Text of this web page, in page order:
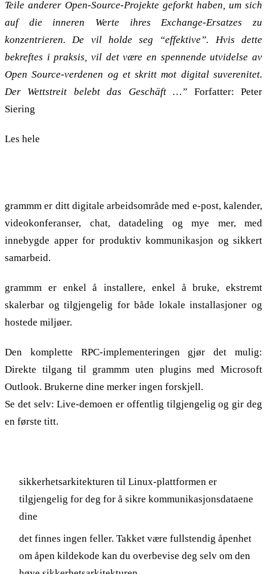
Teile anderer Open-Source-Projekte geforkt haben, um sich
auf die inneren Werte ihres Exchange-Ersatzes zu
konzentrieren. De vil holde seg “effektive”. Hvis dette
bekreftes i praksis, vil det være en spennende utvidelse av
Open Source-verdenen og et skritt mot digital suverenitet.
Der Wettstreit belebt das Geschäft …” Forfatter: Peter
Siering
Les hele
grammm er ditt digitale arbeidsområde med e-post, kalender,
videokonferanser, chat, datadeling og mye mer, med
innebygde apper for produktiv kommunikasjon og sikkert
samarbeid.
grammm er enkel å installere, enkel å bruke, ekstremt
skalerbar og tilgjengelig for både lokale installasjoner og
hostede miljøer.
Den komplette RPC-implementeringen gjør det mulig:
Direkte tilgang til grammm uten plugins med Microsoft
Outlook. Brukerne dine merker ingen forskjell.
Se det selv: Live-demoen er offentlig tilgjengelig og gir deg
en første titt.
sikkerhetsarkitekturen til Linux-plattformen er
tilgjengelig for deg for å sikre kommunikasjonsdataene
dine
det finnes ingen feller. Takket være fullstendig åpenhet
om åpen kildekode kan du overbevise deg selv om den